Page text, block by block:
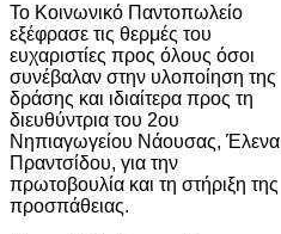
Το Κοινωνικό Παντοπωλείο
εξέφρασε τις θερμές του
ευχαριστίες προς όλους όσοι
συνέβαλαν στην υλοποίηση της
δράσης και ιδιαίτερα προς τη
διευθύντρια του 2ου
Νηπιαγωγείου Νάουσας, Έλενα
Πραντσίδου, για την
πρωτοβουλία και τη στήριξη της
προσπάθειας.